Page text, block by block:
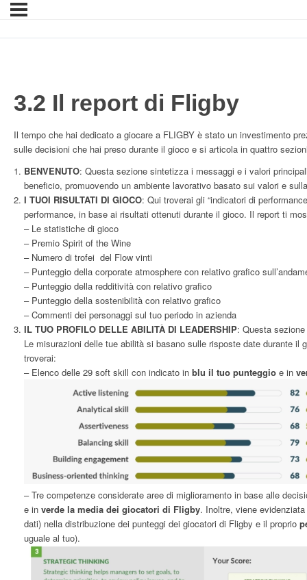
3.2 Il report di Fligby
Il tempo che hai dedicato a giocare a FLIGBY è stato un investimento
sulle decisioni che hai preso durante il gioco e si articola in quattro
BENVENUTO: Questa sezione sintetizza i messaggi e i valori
beneficio, promuovendo un ambiente lavorativo basato sui valori e
I TUOI RISULTATI DI GIOCO: Qui troverai gli “indicatori di
performance, in base ai risultati ottenuti durante il gioco. Il report ti
– Le statistiche di gioco
– Premio Spirit of the Wine
– Numero di trofei del Flow vinti
– Punteggio della corporate atmosphere con relativo grafico
– Punteggio della redditività con relativo grafico
– Punteggio della sostenibilità con relativo grafico
– Commenti dei personaggi sul tuo periodo in azienda
IL TUO PROFILO DELLE ABILITÀ DI LEADERSHIP: Questa sezione
Le misurazioni delle tue abilità si basano sulle risposte date durante
troverai:
– Elenco delle 29 soft skill con indicato in blu il tuo punteggioe in
– Tre competenze considerate aree di miglioramento in base alle
e in verde la media dei giocatori di Fligby. Inoltre, viene
dati) nella distribuzione dei punteggi dei giocatori di Fligby e il proprio
uguale al tuo).